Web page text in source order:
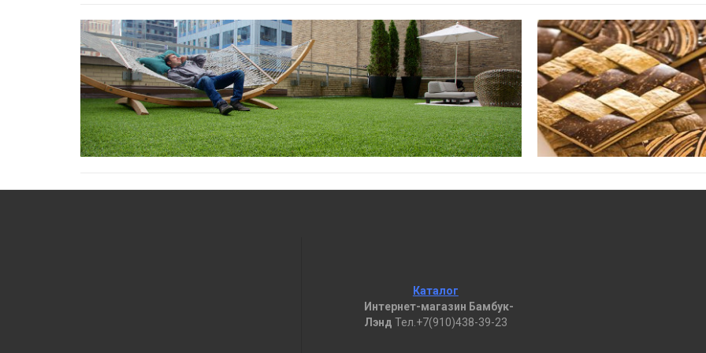
Каталог
Интернет-магазин Бамбук-
Лэнд Тел.+7(910)438-39-23